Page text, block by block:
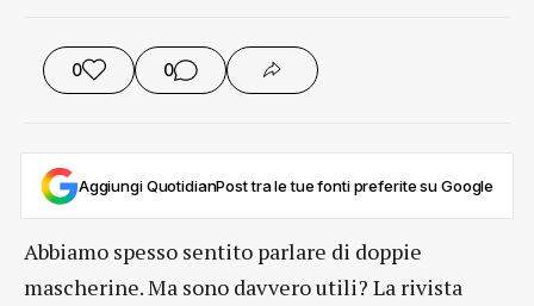
0 0
Aggiungi QuotidianPost tra le tue fonti preferite su Google
Abbiamo spesso sentito parlare di doppie
mascherine. Ma sono davvero utili? La rivista